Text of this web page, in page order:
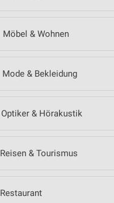
Möbel & Wohnen
Mode & Bekleidung
Optiker & Hörakustik
Reisen & Tourismus
Restaurant